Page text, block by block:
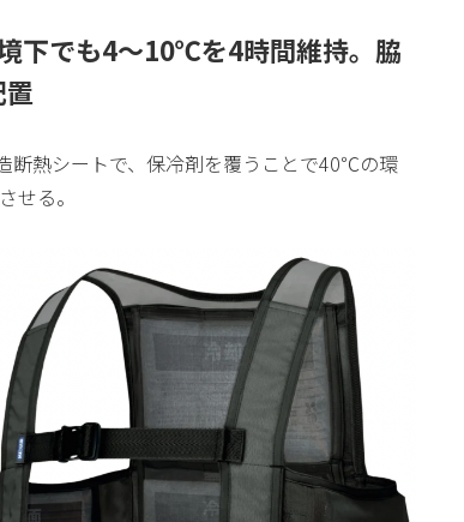
下でも4〜10℃を4時間維持。脇
断熱シートで、保冷剤を覆うことで40℃の環
せる。